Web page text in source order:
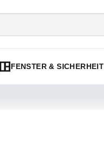
FENSTER & SICHERHEIT